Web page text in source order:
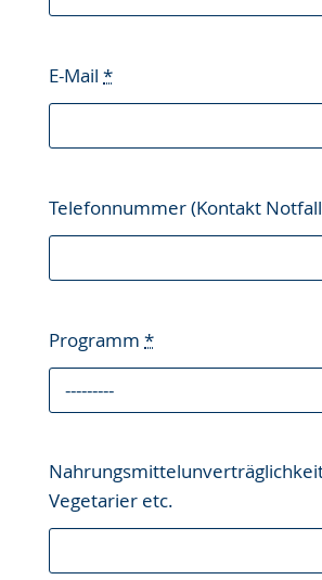
E-Mail *
Telefonnummer (Kontakt
Programm *
Vegetarier etc.